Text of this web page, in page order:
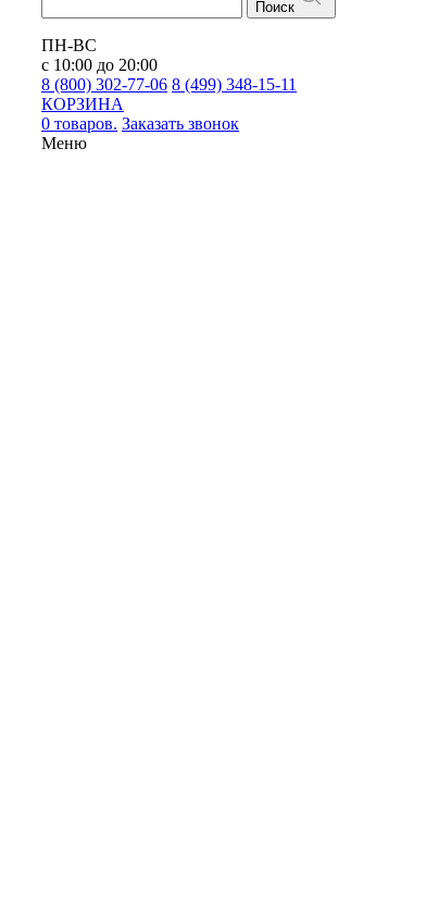
Поиск
ПН-ВС
с 10:00 до 20:00
8 (800) 302-77-06 8 (499) 348-15-11
КОРЗИНА
0 товаров. Заказать звонок
Меню